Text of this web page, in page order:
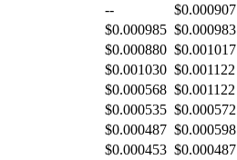
-- $0.000907
$0.000985 $0.000983
$0.000880 $0.001017
$0.001030 $0.001122
$0.000568 $0.001122
$0.000535 $0.000572
$0.000487 $0.000598
$0.000453 $0.000487